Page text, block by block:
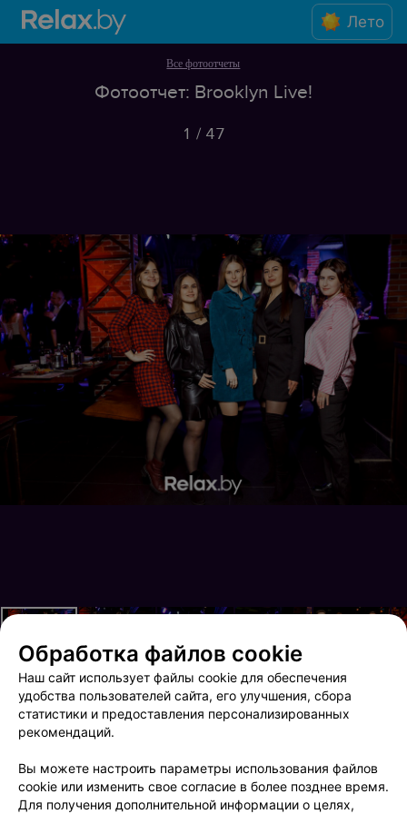
Лето
Все фотоотчеты
Фотоотчет: Brooklyn Live!
1 / 47
Обработка файлов cookie
Наш сайт использует файлы cookie для обеспечения
удобства пользователей сайта, его улучшения, сбора
статистики и предоставления персонализированных
рекомендаций.
Вы можете настроить параметры использования файлов
cookie или изменить свое согласие в более позднее время.
Для получения дополнительной информации о целях,